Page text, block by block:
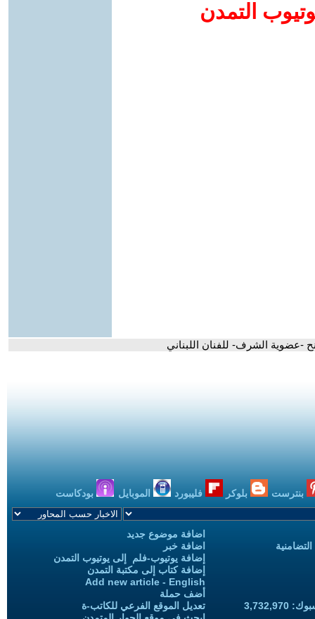
التمدن
-عضوية الشرف- للفنان اللبناني
بنترست بلوكر فليبورد الموبايل بودكاست
اضافة موضوع جديد
اضافة خبر
إضافة يوتيوب-فلم إلى يوتيوب التمدن
إضافة كتاب إلى مكتبة التمدن
Add new article - English
أضف حملة
تعديل الموقع الفرعي للكاتب-ة